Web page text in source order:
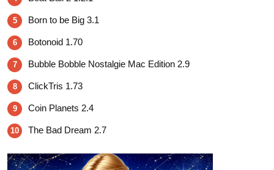
5 Born to be Big 3.1
6 Botonoid 1.70
7 Bubble Bobble Nostalgie Mac Edition 2.9
8 ClickTris 1.73
9 Coin Planets 2.4
10 The Bad Dream 2.7